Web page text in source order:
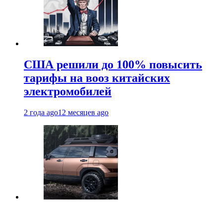
США решили до 100% повысить
тарифы на вооз китайских
электромобилей
2 года ago12 месяцев ago